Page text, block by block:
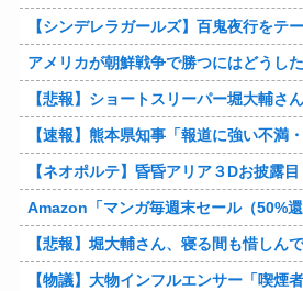
【シンデレラガールズ】百鬼夜行をテーマとしたPOP
アメリカが朝鮮戦争で勝つにはどうし
【悲報】ショートスリーパー堀大輔さん、「寝た方がいい」などと誹
【速報】熊本県知事「報道に強い不満・苦情が寄せられている」
【ネオポルテ】昏昏アリア３Dお披露
Amazon「マンガ毎週末セール（50%還元）」アツいスポ
【悲報】堀大輔さん、寝る間も惜しんでレスバ祭りｗｗｗｗｗｗｗ
【物議】大物インフルエンサー「喫煙者の権利がマジで侵害さ